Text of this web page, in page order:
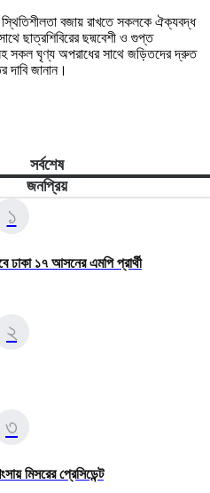
স্থিতিশীলতা বজায় রাখতে সকলকে ঐক্যবদ্ধ
ছাত্রশিবিরের ছদ্মবেশী ও গুপ্ত
সকল ঘৃণ্য অপরাধের সাথে জড়িতদের দ্রুত
জানান।
সর্বশেষ
জনপ্রিয়
১
ঢাকা ১৭ আসনের এমপি প্রার্থী
২
৩
মিসরের প্রেসিডেন্ট